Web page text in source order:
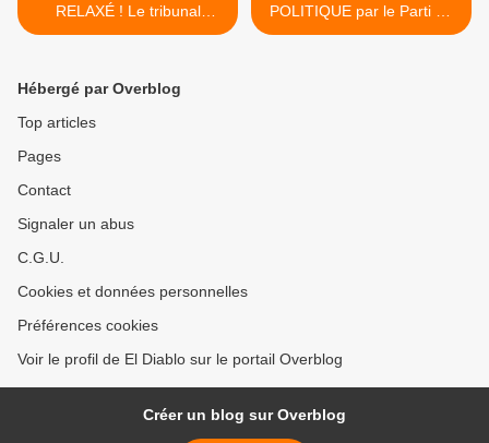
RELAXÉ ! Le tribunal
confirme que les
[Communiqué de la
Compagnie Jolie Môme]
POLITIQUE par le Parti de
la démondialisation >
Hébergé par Overblog
Top articles
Pages
Contact
Signaler un abus
C.G.U.
Cookies et données personnelles
Préférences cookies
Voir le profil de El Diablo sur le portail Overblog
Créer un blog sur Overblog